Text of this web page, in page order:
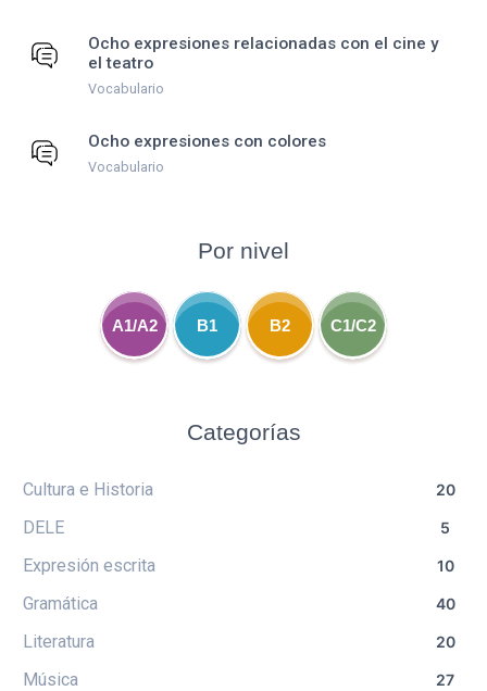
Ocho expresiones relacionadas con el cine y
el teatro
Vocabulario
Ocho expresiones con colores
Vocabulario
Por nivel
A1/A2 B1 B2 C1/C2
Categorías
Cultura e Historia 20
DELE 5
Expresión escrita 10
Gramática 40
Literatura 20
Música 27